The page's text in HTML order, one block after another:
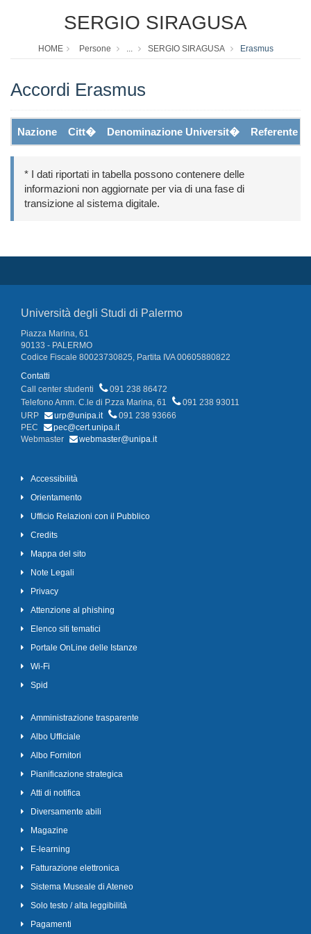
SERGIO SIRAGUSA
HOME Persone ... SERGIO SIRAGUSA Erasmus
Accordi Erasmus
Nazione Citt� Denominazione Universit� Referente
* I dati riportati in tabella possono contenere delle
informazioni non aggiornate per via di una fase di
transizione al sistema digitale.
Università degli Studi di Palermo
Piazza Marina, 61
90133 - PALERMO
Codice Fiscale 80023730825, Partita IVA 00605880822
Contatti
Call center studenti
091 238 86472
Telefono Amm. C.le di P.zza Marina, 61
091 238 93011
URP
urp@unipa.it
091 238 93666
PEC
pec@cert.unipa.it
Webmaster
webmaster@unipa.it
Accessibilità
Orientamento
Ufficio Relazioni con il Pubblico
Credits
Mappa del sito
Note Legali
Privacy
Attenzione al phishing
Elenco siti tematici
Portale OnLine delle Istanze
Wi-Fi
Spid
Amministrazione trasparente
Albo Ufficiale
Albo Fornitori
Pianificazione strategica
Atti di notifica
Diversamente abili
Magazine
E-learning
Fatturazione elettronica
Sistema Museale di Ateneo
Solo testo / alta leggibilità
Pagamenti